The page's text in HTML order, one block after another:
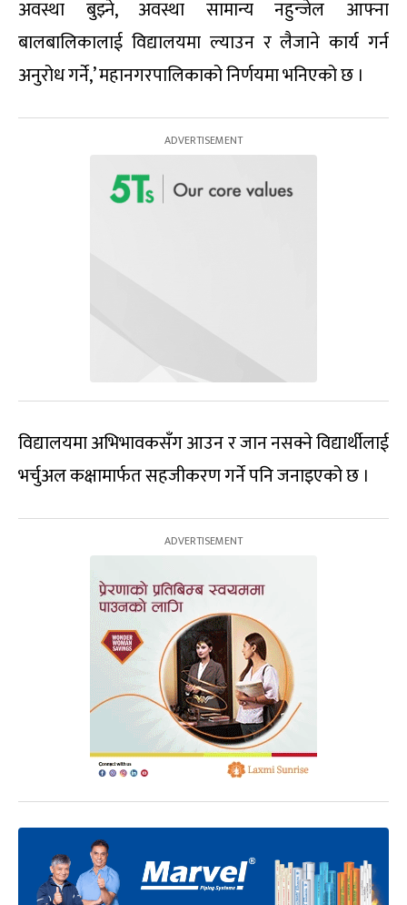
अवस्था बुझ्ने, अवस्था सामान्य नहुन्जेल आफ्ना
बालबालिकालाई विद्यालयमा ल्याउन र लैजाने कार्य गर्न
अनुरोध गर्ने,’ महानगरपालिकाको निर्णयमा भनिएको छ ।
विद्यालयमा अभिभावकसँग आउन र जान नसक्ने विद्यार्थीलाई
भर्चुअल कक्षामार्फत सहजीकरण गर्ने पनि जनाइएको छ ।